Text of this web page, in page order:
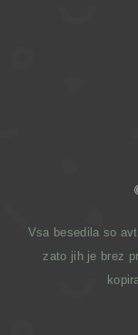
Vsa besedila so
zato jih je brez